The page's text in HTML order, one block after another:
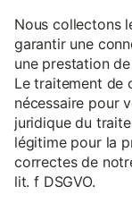
Nous collectons
garantir une
une prestation
Le traitement de
nécessaire pour
juridique du
légitime pour la
correctes de
lit. f DSGVO.